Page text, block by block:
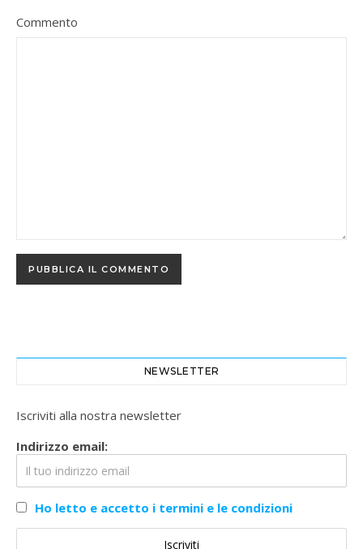
Commento
NEWSLETTER
Iscriviti alla nostra newsletter
Indirizzo email:
Ho letto e accetto i termini e le condizioni